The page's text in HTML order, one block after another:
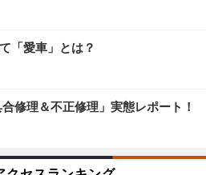
「愛車」とは？
修理＆不正修理」実態レポート！